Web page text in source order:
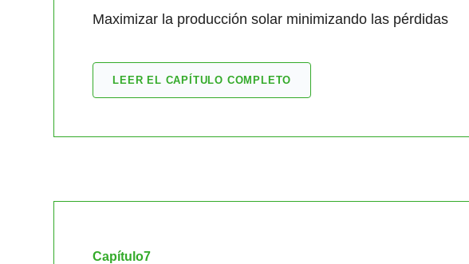
Maximizar la producción solar minimizando las pérdidas
LEER EL CAPÍTULO COMPLETO
Capítulo7